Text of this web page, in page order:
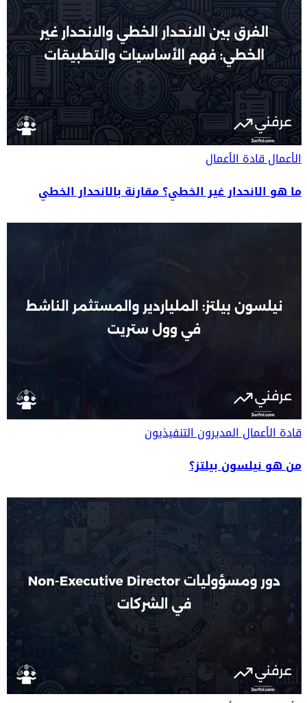
الأعمالقادة الأعمال
ما هو الانحدار غير الخطي؟ مقارنة بالانحدار الخطي
قادة الأعمالالمديرون التنفيذيون
من هو نيلسون بيلتز؟